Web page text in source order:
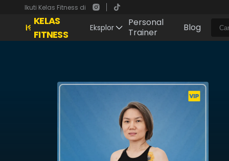
Ikuti Kelas Fitness di
KELAS
FITNESS
Eksplor
Personal
Trainer
Blog